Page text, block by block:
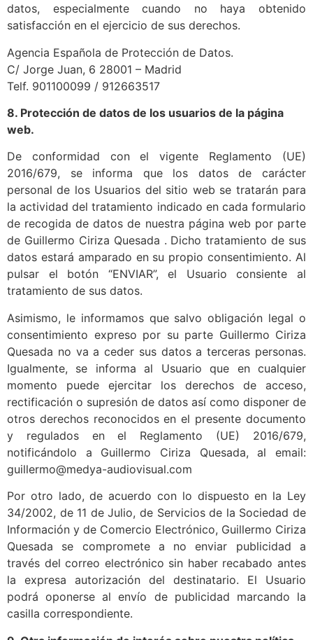
datos, especialmente cuando no haya obtenido
satisfacción en el ejercicio de sus derechos.
Agencia Española de Protección de Datos.
C/ Jorge Juan, 6 28001 – Madrid
Telf. 901100099 / 912663517
8. Protección de datos de los usuarios de la página
web.
De conformidad con el vigente Reglamento (UE)
2016/679, se informa que los datos de carácter
personal de los Usuarios del sitio web se tratarán para
la actividad del tratamiento indicado en cada formulario
de recogida de datos de nuestra página web por parte
de Guillermo Ciriza Quesada . Dicho tratamiento de sus
datos estará amparado en su propio consentimiento. Al
pulsar el botón “ENVIAR”, el Usuario consiente al
tratamiento de sus datos.
Asimismo, le informamos que salvo obligación legal o
consentimiento expreso por su parte Guillermo Ciriza
Quesada no va a ceder sus datos a terceras personas.
Igualmente, se informa al Usuario que en cualquier
momento puede ejercitar los derechos de acceso,
rectificación o supresión de datos así como disponer de
otros derechos reconocidos en el presente documento
y regulados en el Reglamento (UE) 2016/679,
notificándolo a Guillermo Ciriza Quesada, al email:
guillermo@medya-audiovisual.com
Por otro lado, de acuerdo con lo dispuesto en la Ley
34/2002, de 11 de Julio, de Servicios de la Sociedad de
Información y de Comercio Electrónico, Guillermo Ciriza
Quesada se compromete a no enviar publicidad a
través del correo electrónico sin haber recabado antes
la expresa autorización del destinatario. El Usuario
podrá oponerse al envío de publicidad marcando la
casilla correspondiente.